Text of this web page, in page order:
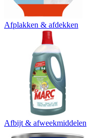
Afplakken & afdekken
Afbijt & afweekmiddelen